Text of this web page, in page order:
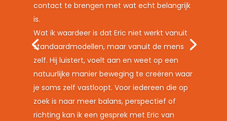
contact te brengen met wat echt belangrijk
is.
Wat ik waardeer is dat Eric niet werkt vanuit
standaardmodellen, maar vanuit de mens
zelf. Hij luistert, voelt aan en weet op een
natuurlijke manier beweging te creëren waar
je soms zelf vastloopt. Voor iedereen die op
zoek is naar meer balans, perspectief of
richting kan ik een gesprek met Eric van